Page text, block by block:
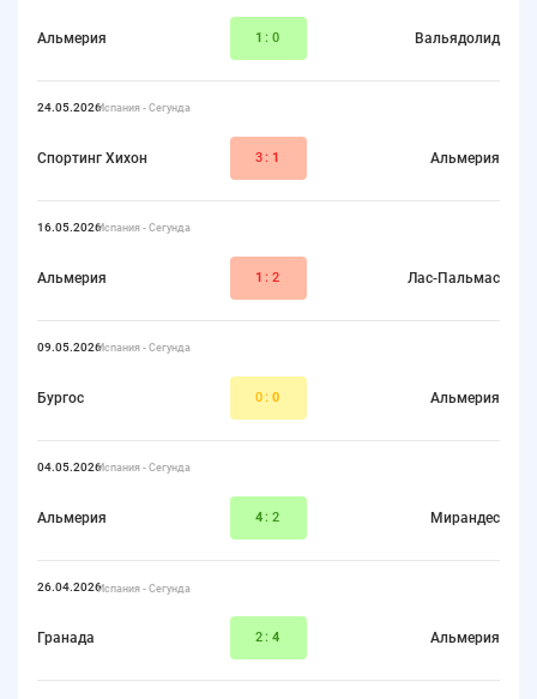
Альмерия 1:0 Вальядолид
24.05.2026Испания - Сегунда
Спортинг Хихон 3: 1 Альмерия
16.05.2026Испания - Сегунда
Альмерия 1:2 Лас-Пальмас
09.05.2026Испания - Сегунда
Бургос 0: 0 Альмерия
04.05.2026Испания - Сегунда
Альмерия 4:2 Мирандес
26.04.2026Испания - Сегунда
Гранада 2: 4 Альмерия